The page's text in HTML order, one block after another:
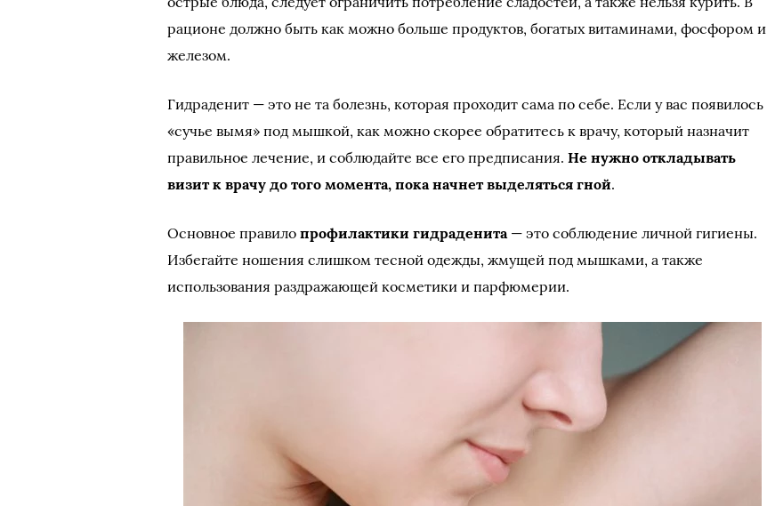
рационе должно быть как можно больше продуктов, богатых витаминами, фосфором и
железом.
Гидраденит — это не та болезнь, которая проходит сама по себе. Если у вас появилось
«сучье вымя» под мышкой, как можно скорее обратитесь к врачу, который назначит
правильное лечение, и соблюдайте все его предписания.Не нужно откладывать
визит к врачу до того момента, пока начнет выделяться гной.
Основное правилопрофилактики гидраденита— это соблюдение личной гигиены.
Избегайте ношения слишком тесной одежды, жмущей под мышками, а также
использования раздражающей косметики и парфюмерии.